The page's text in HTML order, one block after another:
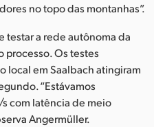
no topo das montanhas”.
testar a rede autônoma da
processo. Os testes
local em Saalbach atingiram
“Estávamos
com latência de meio
Angermüller.